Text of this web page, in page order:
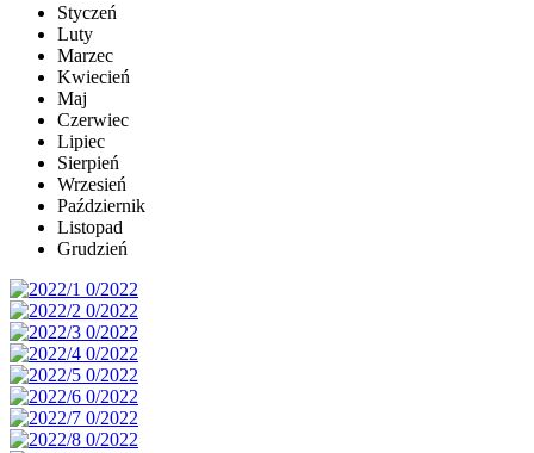
Styczeń
Luty
Marzec
Kwiecień
Maj
Czerwiec
Lipiec
Sierpień
Wrzesień
Październik
Listopad
Grudzień